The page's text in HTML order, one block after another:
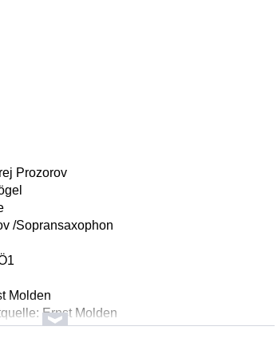
Prozorov
/Sopransaxophon
Molden
Ernst Molden